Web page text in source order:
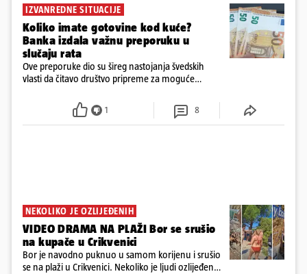
IZVANREDNE SITUACIJE
Koliko imate gotovine kod kuće?
Banka izdala važnu preporuku u
slučaju rata
Ove preporuke dio su šireg nastojanja švedskih
vlasti da čitavo društvo pripreme za moguće
1 8
NEKOLIKO JE OZLIJEĐENIH
VIDEO DRAMA NA PLAŽI Bor se srušio
na kupače u Crikvenici
Bor je navodno puknuo u samom korijenu i srušio
se na plaži u Crikvenici. Nekoliko je ljudi ozlijeđeno,